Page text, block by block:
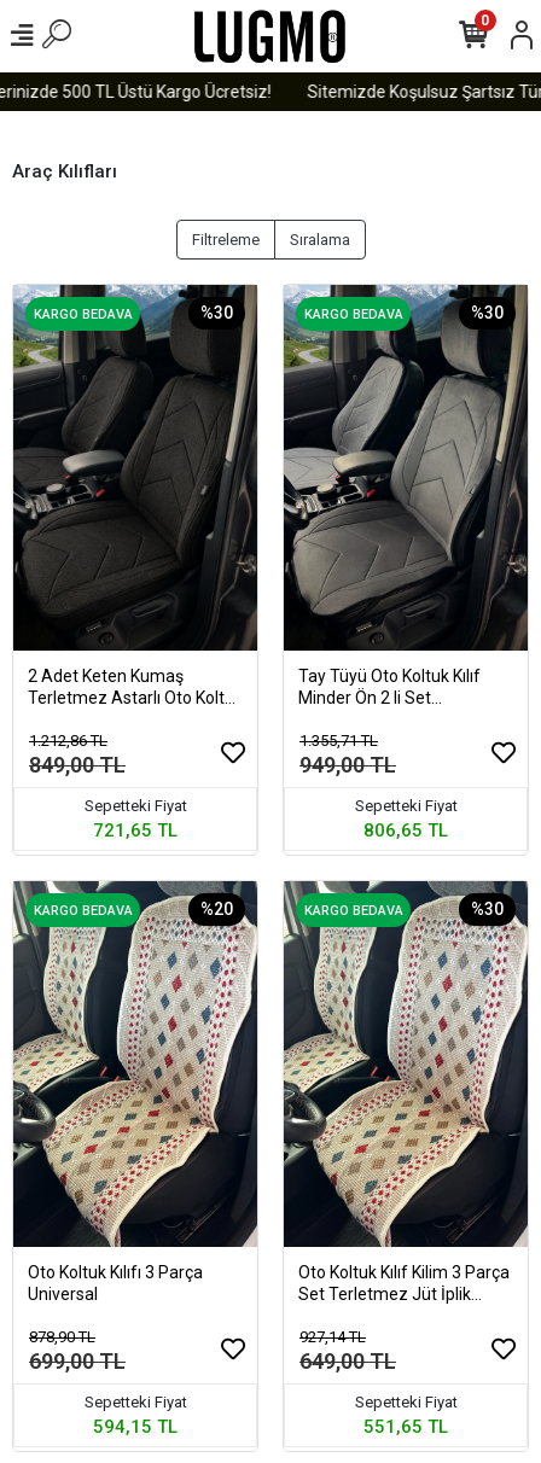
500 TL Üstü Kargo Ücretsiz! Sitemizde Koşulsuz Şartsız
0
Araç Kılıfları
Filtreleme Sıralama
KARGO BEDAVA %30
2 Adet Keten Kumaş
Terletmez Astarlı Oto Koltuk
1.212,86 TL
849,00 TL
Sepetteki Fiyat
721,65 TL
KARGO BEDAVA %30
Tay Tüyü Oto Koltuk Kılıf
Minder Ön 2 li Set
1.355,71 TL
949,00 TL
Sepetteki Fiyat
806,65 TL
KARGO BEDAVA %20
Oto Koltuk Kılıfı 3 Parça
Universal
878,90 TL
699,00 TL
Sepetteki Fiyat
594,15 TL
KARGO BEDAVA %30
Oto Koltuk Kılıf Kilim 3 Parça
Set Terletmez Jüt İplik
927,14 TL
649,00 TL
Sepetteki Fiyat
551,65 TL